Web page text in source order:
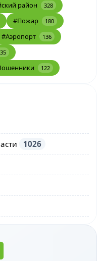
район 328
#Пожар 180
#Аэропорт 136
122
1026